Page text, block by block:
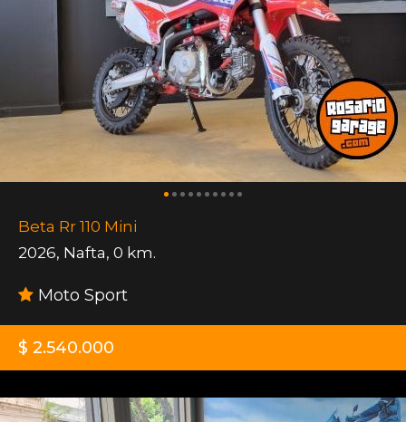
Beta Rr 110 Mini
2026, Nafta, 0 km.
Moto Sport
$ 2.540.000